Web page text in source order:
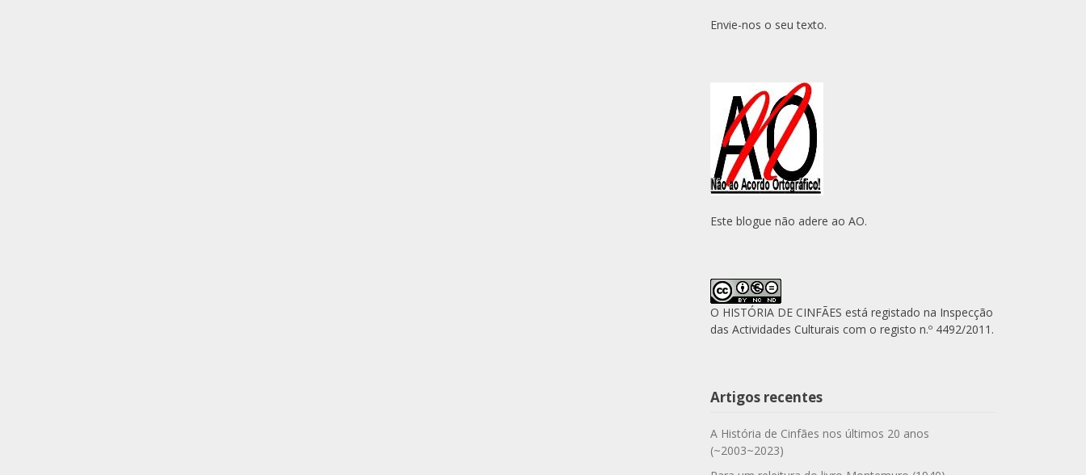
Envie-nos o seu texto.
Este blogue não adere ao AO.
O HISTÓRIA DE CINFÃES está registado na Inspecção
das Actividades Culturais com o registo n.º 4492/2011.
Artigos recentes
A História de Cinfães nos últimos 20 anos
(~2003~2023)